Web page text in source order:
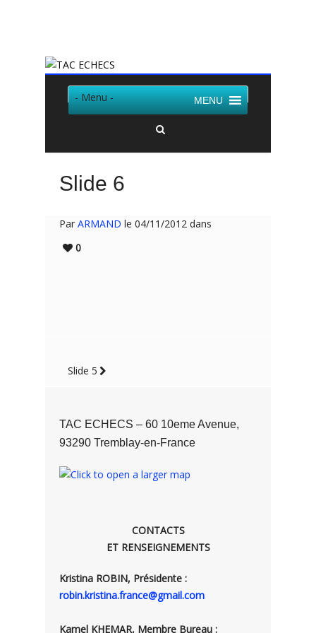
- Menu - MENU
Slide 6
Par ARMAND le 04/11/2012 dans
0
Slide 5
TAC ECHECS – 60 10eme Avenue,
93290 Tremblay-en-France
CONTACTS
ET RENSEIGNEMENTS
Kristina ROBIN, Présidente :
robin.kristina.france@gmail.com
Kamel KHEMAR, Membre Bureau :